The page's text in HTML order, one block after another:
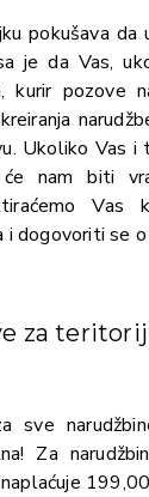
pokušava da
je da Vas,
kurir pozove
Ukoliko Vas i
nam biti
Vas
i dogovoriti se
za
sve
Za